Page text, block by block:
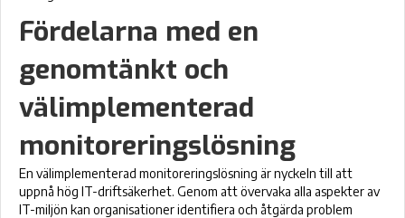
Fördelarna med en
genomtänkt och
välimplementerad
monitoreringslösning
En välimplementerad monitoreringslösning är nyckeln till att
uppnå hög IT-driftsäkerhet. Genom att övervaka alla aspekter av
IT-miljön kan organisationer identifiera och åtgärda problem